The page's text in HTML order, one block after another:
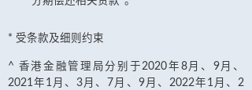
* 受条款及细则约束
^ 香港金融管理局分别于2020年8月、9月、
2021年1月、3月、7月、9月、2022年1月、2